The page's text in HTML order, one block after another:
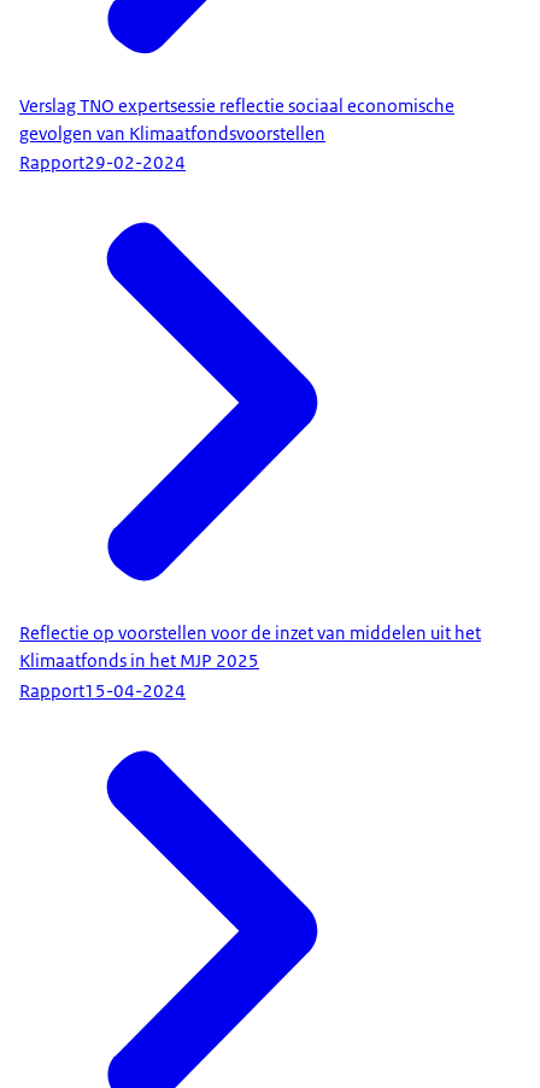
Verslag TNO expertsessie reflectie sociaal economische
gevolgen van Klimaatfondsvoorstellen
Rapport29-02-2024
Reflectie op voorstellen voor de inzet van middelen uit het
Klimaatfonds in het MJP 2025
Rapport15-04-2024